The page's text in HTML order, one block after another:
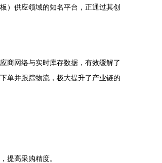
）供应领域的知名平台，正通过其创
商网络与实时库存数据，有效缓解了
单并跟踪物流，极大提升了产业链的
提高采购精度。